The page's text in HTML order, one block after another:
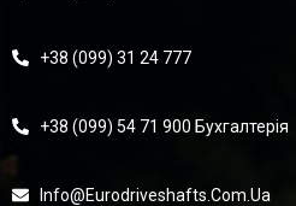
+38 (099) 31 24 777
+38 (099) 54 71 900 Бухгалтерія
Info@eurodriveshafts.com.ua